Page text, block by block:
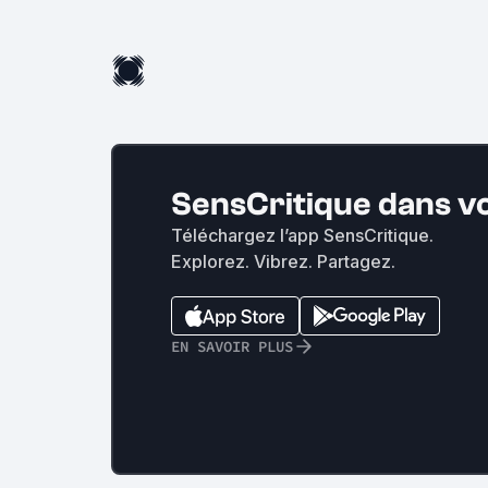
SensCritique dans
Téléchargez l’app SensCritique.
Explorez. Vibrez. Partagez.
EN SAVOIR PLUS